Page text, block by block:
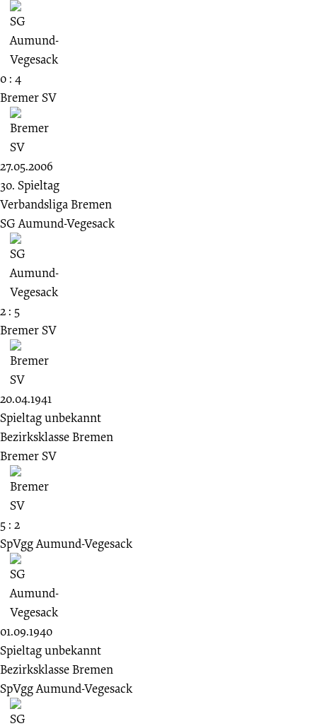
0 : 4
Bremer SV
27.05.2006
30. Spieltag
Verbandsliga Bremen
SG Aumund-Vegesack
2 : 5
Bremer SV
20.04.1941
Spieltag unbekannt
Bezirksklasse Bremen
Bremer SV
5 : 2
SpVgg Aumund-Vegesack
01.09.1940
Spieltag unbekannt
Bezirksklasse Bremen
SpVgg Aumund-Vegesack